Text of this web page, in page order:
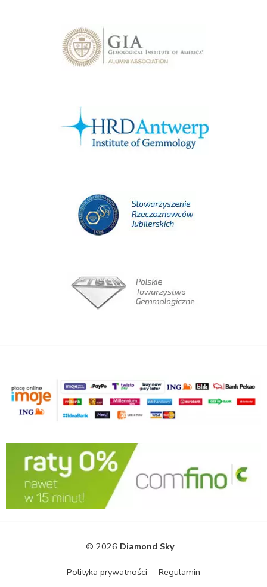
© 2026 Diamond Sky
Polityka prywatności Regulamin